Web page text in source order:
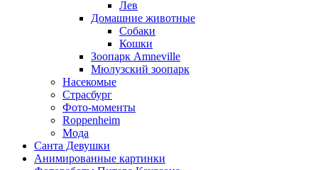
Лев
Домашние животные
Собаки
Кошки
Зоопарк Amneville
Мюлузский зоопарк
Насекомые
Страсбург
Фото-моменты
Roppenheim
Мода
Санта Девушки
Aнимированные картинки